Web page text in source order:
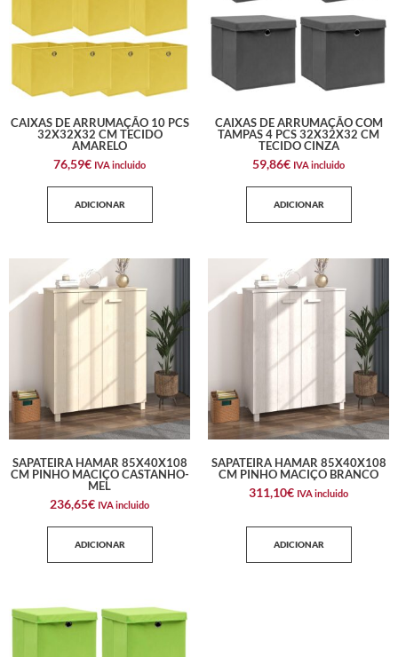
CAIXAS DE ARRUMAÇÃO 10 PCS
32X32X32 CM TECIDO
AMARELO
76,59€ IVA incluido
ADICIONAR
CAIXAS DE ARRUMAÇÃO COM
TAMPAS 4 PCS 32X32X32 CM
TECIDO CINZA
59,86€ IVA incluido
ADICIONAR
SAPATEIRA HAMAR 85X40X108
CM PINHO MACIÇO CASTANHO-
MEL
236,65€ IVA incluido
ADICIONAR
SAPATEIRA HAMAR 85X40X108
CM PINHO MACIÇO BRANCO
311,10€ IVA incluido
ADICIONAR